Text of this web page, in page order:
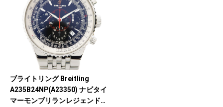
ブライトリング Breitling
A235B24NP(A23350) ナビタイ
マーモンブリランレジェンド